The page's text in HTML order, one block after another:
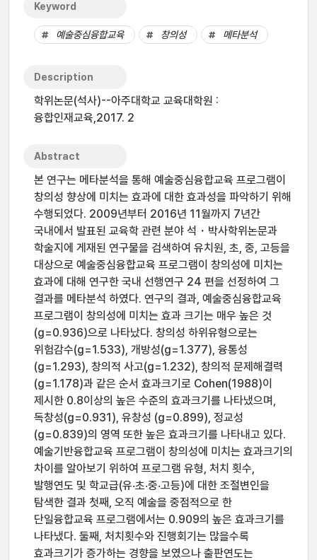
Keyword
예술중심융합교육 창의성 메타분석
Description
학위논문(석사)--아주대학교 교육대학원 :
융합인재교육,2017. 2
Abstract
본 연구는 메타분석을 통해 예술중심융합교육 프로그램이
창의성 향상에 미치는 효과에 대한 효과성을 파악하기 위해
수행되었다. 2009년부터 2016년 11월까지 7년간
국내에서 발표된 교육학 관련 분야 석・박사학위논문과
학술지에 게재된 연구물을 검색하여 유치원, 초, 중, 고등을
대상으로 예술중심융합교육 프로그램이 창의성에 미치는
효과에 대해 연구한 국내 선행연구 24 편을 선정하여 그
결과를 메타분석 하였다. 연구의 결과, 예술중심융합교육
프로그램이 창의성에 미치는 효과 크기는 매우 높은 것
(g=0.936)으로 나타났다. 창의성 하위유형으로는
위험감수(g=1.533), 개방성(g=1.377), 융통성
(g=1.293), 창의적 사고(g=1.232), 창의적 문제해결력
(g=1.178)과 같은 순서 효과크기로 Cohen(1988)이
제시한 0.8이상의 높은 수준의 효과크기를 나타냈으며,
독창성(g=0.931), 유창성 (g=0.899), 정교성
(g=0.839)의 영역 또한 높은 효과크기를 나타내고 있다.
예술기반융합교육 프로그램이 창의성에 미치는 효과크기의
차이를 알아보기 위하여 프로그램 유형, 처치 횟수,
발행연도 및 학교급(유‧초‧중‧고등)에 대한 조절변인을
탐색한 결과 첫째, 오직 예술을 중점적으로 한
단일융합교육 프로그램에서는 0.909의 높은 효과크기를
나타냈다. 둘째, 처치횟수와 진행회기는 많을수록
효과크기가 증가하는 경향을 보였으나 출판연도는